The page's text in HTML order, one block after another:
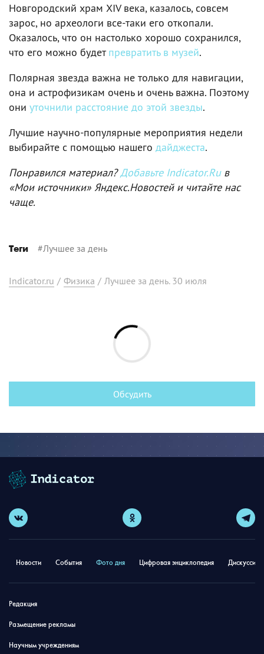
Новгородский храм XIV века, казалось, совсем
зарос, но археологи все-таки его откопали.
Оказалось, что он настолько хорошо сохранился,
что его можно будетпревратить в музей.
Полярная звезда важна не только для навигации,
она и астрофизикам очень и очень важна. Поэтому
они уточнили расстояние до этой звезды.
Лучшие научно-популярные мероприятия недели
выбирайте с помощью нашего дайджеста.
Понравился материал?Добавьте Indicator.Ruв
«Мои источники» Яндекс.Новостей и читайте нас
чаще.
Теги #Лучшее за день
Indicator.ru / Физика / Лучшее за день. 30 июля
Обсудить
Новости События Фото дня Цифровая энциклопедия
Редакция
Размещение рекламы
Научным учреждениям